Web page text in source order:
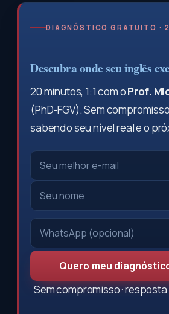
DIAGNÓSTICO GRATUITO ·
Descubra onde seu inglês
20 minutos, 1:1 com oProf.
(PhD-FGV). Sem
sabendo seu nível real e o
Quero meu
Sem compromisso ·